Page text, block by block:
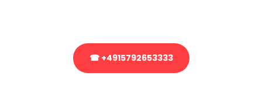
☎ +4915792653333